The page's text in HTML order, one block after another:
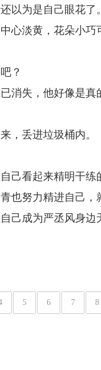
以为是自己眼花了。
心淡黄，花朵小巧
？
消失，他好像是
，丢进垃圾桶内。
己看起来精明干
也努力精进自己
己成为严丞风身边
5 6 7 8